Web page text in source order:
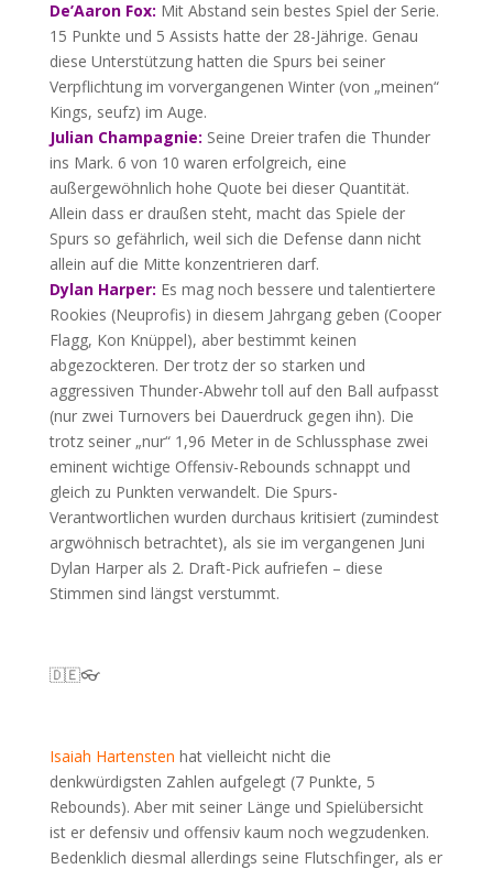
De’Aaron Fox: Mit Abstand sein bestes Spiel der Serie.
15 Punkte und 5 Assists hatte der 28-Jährige. Genau
diese Unterstützung hatten die Spurs bei seiner
Verpflichtung im vorvergangenen Winter (von „meinen“
Kings, seufz) im Auge.
Julian Champagnie: Seine Dreier trafen die Thunder
ins Mark. 6 von 10 waren erfolgreich, eine
außergewöhnlich hohe Quote bei dieser Quantität.
Allein dass er draußen steht, macht das Spiele der
Spurs so gefährlich, weil sich die Defense dann nicht
allein auf die Mitte konzentrieren darf.
Dylan Harper: Es mag noch bessere und talentiertere
Rookies (Neuprofis) in diesem Jahrgang geben (Cooper
Flagg, Kon Knüppel), aber bestimmt keinen
abgezockteren. Der trotz der so starken und
aggressiven Thunder-Abwehr toll auf den Ball aufpasst
(nur zwei Turnovers bei Dauerdruck gegen ihn). Die
trotz seiner „nur“ 1,96 Meter in de Schlussphase zwei
eminent wichtige Offensiv-Rebounds schnappt und
gleich zu Punkten verwandelt. Die Spurs-
Verantwortlichen wurden durchaus kritisiert (zumindest
argwöhnisch betrachtet), als sie im vergangenen Juni
Dylan Harper als 2. Draft-Pick aufriefen – diese
Stimmen sind längst verstummt.
🇩🇪👓
Isaiah Hartensten hat vielleicht nicht die
denkwürdigsten Zahlen aufgelegt (7 Punkte, 5
Rebounds). Aber mit seiner Länge und Spielübersicht
ist er defensiv und offensiv kaum noch wegzudenken.
Bedenklich diesmal allerdings seine Flutschfinger, als er